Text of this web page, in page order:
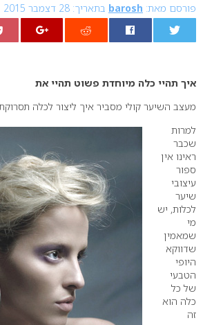
פורסם מאת: barosh בתאריך: 28 דצמבר 2015
איך תהיי כלה מיוחדת פשוט תהיי את
מעצב השיער קולי מסביר איך ליצור לכלה
למרות
שכבר
ראינו אין
ספור
עיצובי
שיער
לכלות, יש
מי
שמאמין
שדווקא
היופי
הטבעי
של כל
כלה הוא
זה